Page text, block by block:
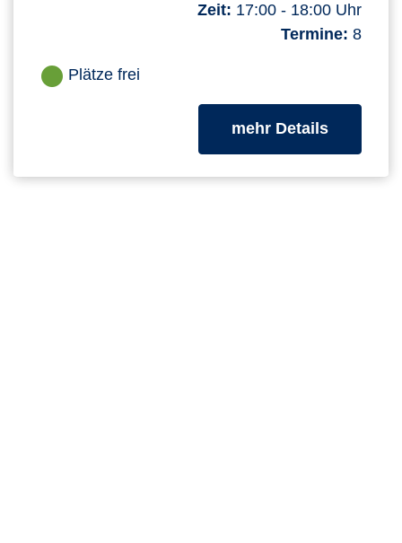
Zeit: 17:00 - 18:00 Uhr
Termine: 8
Plätze frei
mehr Detailszum